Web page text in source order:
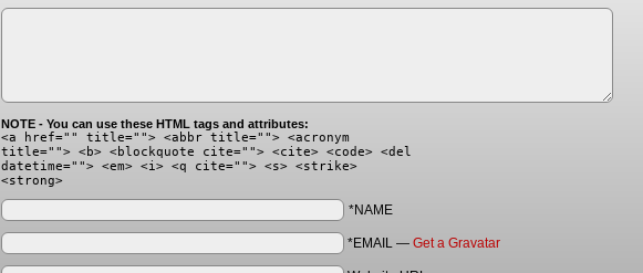
NOTE - You can use these HTML tags and attributes:
<a href="" title=""> <abbr title=""> <acronym
title=""> <b> <blockquote cite=""> <cite> <code> <del
datetime=""> <em> <i> <q cite=""> <s> <strike>
<strong>
*NAME
*EMAIL — Get a Gravatar